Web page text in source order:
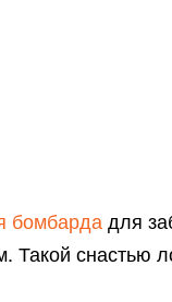
бомбарда для
Такой снастью